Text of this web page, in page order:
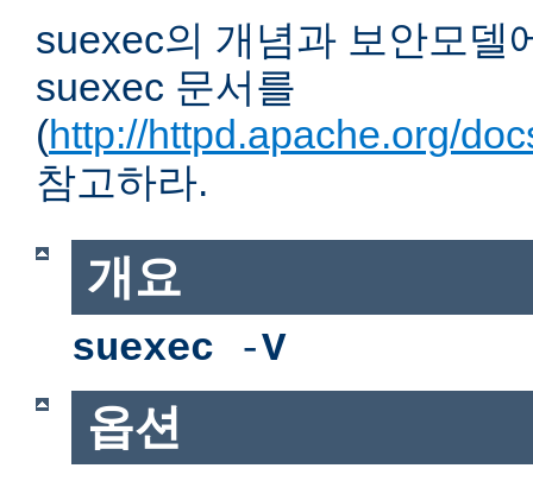
suexec의 개념과 보안모델
suexec 문서를
(http://httpd.apache.org/
참고하라.
개요
suexec -V
옵션